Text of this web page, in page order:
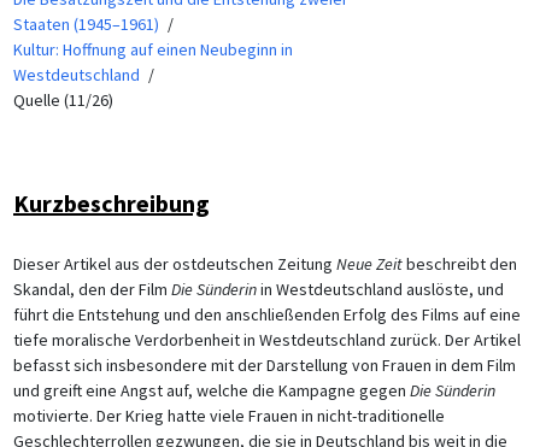
Staaten (1945–1961)
Kultur: Hoffnung auf einen Neubeginn in
Westdeutschland
Quelle (11/26)
Kurzbeschreibung
Dieser Artikel aus der ostdeutschen Zeitung Neue Zeitbeschreibt den
Skandal, den der Film Die Sünderinin Westdeutschland auslöste, und
führt die Entstehung und den anschließenden Erfolg des Films auf eine
tiefe moralische Verdorbenheit in Westdeutschland zurück. Der Artikel
befasst sich insbesondere mit der Darstellung von Frauen in dem Film
und greift eine Angst auf, welche die Kampagne gegen Die Sünderin
motivierte. Der Krieg hatte viele Frauen in nicht-traditionelle
Geschlechterrollen gezwungen, die sie in Deutschland bis weit in die